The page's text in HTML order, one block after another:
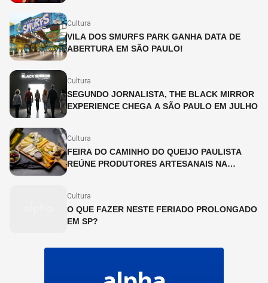
Cultura
VILA DOS SMURFS PARK GANHA DATA DE
ABERTURA EM SÃO PAULO!
Cultura
SEGUNDO JORNALISTA, THE BLACK MIRROR
EXPERIENCE CHEGA A SÃO PAULO EM JULHO
Cultura
FEIRA DO CAMINHO DO QUEIJO PAULISTA
REÚNE PRODUTORES ARTESANAIS NA
Cultura
O QUE FAZER NESTE FERIADO PROLONGADO
EM SP?